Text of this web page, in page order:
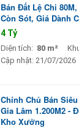
Bán Đất Lệ Chi
Còn Sót, Giá Dành
4 Tỷ
Diện tích: 80 m²
Cập nhật: 21/07/2026
Chính Chủ Bán
Gia Lâm 1.200M2 -
Kho Xưởng